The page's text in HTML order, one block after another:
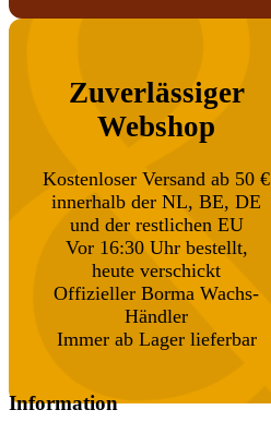
Zuverlässiger
Webshop
Kostenloser Versand ab 50 €
innerhalb der NL, BE, DE
und der restlichen EU
Vor 16:30 Uhr bestellt,
heute verschickt
Offizieller Borma Wachs-
Händler
Immer ab Lager lieferbar
Information